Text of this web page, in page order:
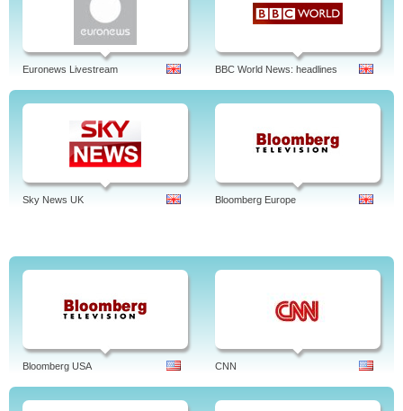
entra no mundo às avessas de um amigo toxicodependente em recuperação?
ETV a não perder em DIRECTO sempre aqui!
Euronews Livestream BBC World News: headlines
Sky News UK Bloomberg Europe
Bloomberg USA CNN